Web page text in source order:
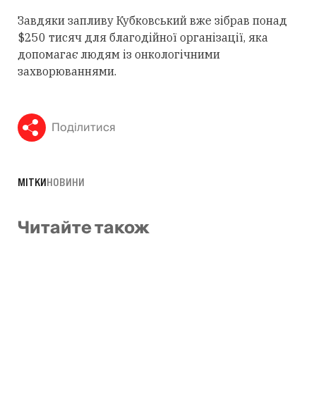
Завдяки запливу Кубковський вже зібрав понад
$250 тисяч для благодійної організації, яка
допомагає людям із онкологічними
захворюваннями.
Поділитися
МІТКИНОВИНИ
Читайте також